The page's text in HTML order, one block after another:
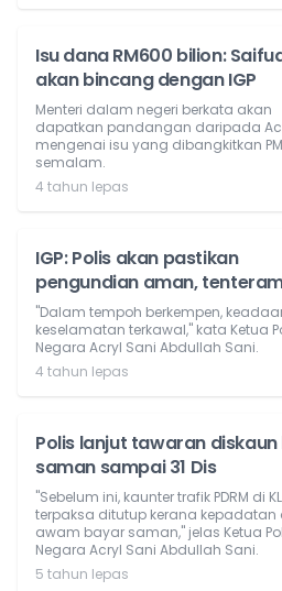
Isu dana RM600 bilion:
akan bincang dengan IGP
Menteri dalam negeri berkata akan
dapatkan pandangan daripada
mengenai isu yang dibangkitkan PM
semalam.
4 tahun lepas
IGP: Polis akan pastikan
pengundian aman,
"Dalam tempoh berkempen,
keselamatan terkawal," kata Ketua
Negara Acryl Sani Abdullah Sani.
4 tahun lepas
Polis lanjut tawaran
saman sampai 31 Dis
"Sebelum ini, kaunter trafik PDRM di
terpaksa ditutup kerana kepadatan
awam bayar saman," jelas Ketua
Negara Acryl Sani Abdullah Sani.
5 tahun lepas